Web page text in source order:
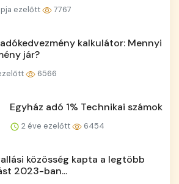
ezelőtt 7767
kalkulátor: Mennyi
jár?
6566
Egyház adó 1% Technikai számok
2 éve ezelőtt 6454
közösség kapta a legtöbb
2023-ban...